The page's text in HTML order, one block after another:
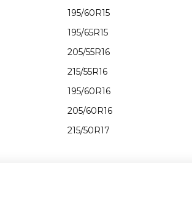
195/60R15
195/65R15
205/55R16
215/55R16
195/60R16
205/60R16
215/50R17